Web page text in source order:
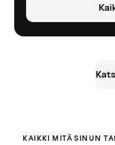
KAIKKI MITÄ SINUN